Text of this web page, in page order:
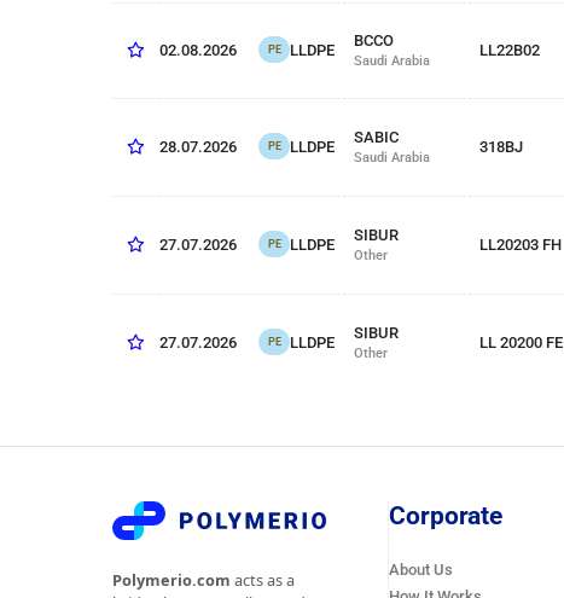
02.08.2026 PE LLDPE
BCCO
Saudi Arabia
LL22B02
28.07.2026 PE LLDPE
SABIC
Saudi Arabia
318BJ
27.07.2026 PE LLDPE
SIBUR
Other
LL20203 FH
27.07.2026 PE LLDPE
SIBUR
Other
LL 20200 FE
Polymerio.com acts as a
Corporate
About Us